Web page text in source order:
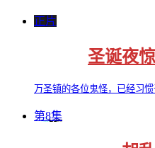
正片
圣诞夜
万圣镇的各位鬼怪，已经习惯
第8集